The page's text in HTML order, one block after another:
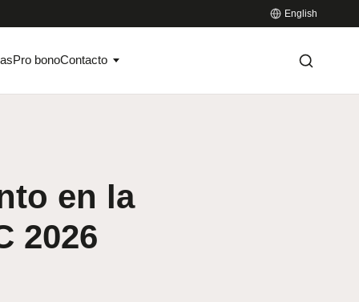
English
Pro bonoContacto
en la
2026